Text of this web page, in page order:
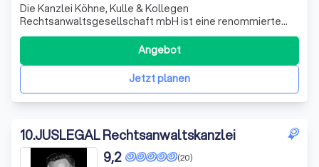
Die Kanzlei Köhne, Kulle & Kollegen
Rechtsanwaltsgesellschaft mbH ist eine renommierte
Rechtsanwaltsgesellschaft in Deutschland. Wir vertreten
engagiert die Interessen unserer Mandanten bundesweit
vor allen Amts-, Land- und Oberlandesgerichten sowie
allen Gerichten der Arbeits-, Sozial-, Verwaltungs
Jetzt planen
Angebot
10.JUSLEGAL Rechtsanwaltskanzlei
(20)
9,2